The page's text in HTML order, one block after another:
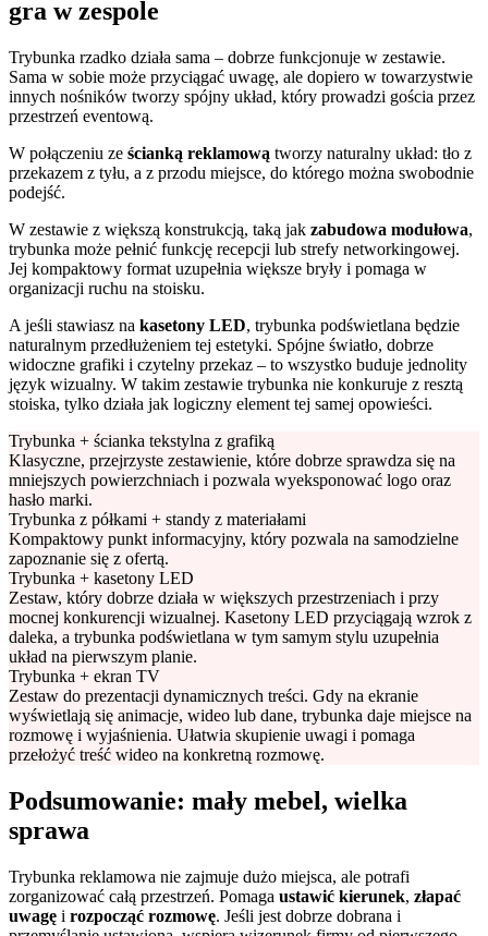
gra w zespole
Trybunka rzadko działa sama – dobrze funkcjonuje w zestawie.
Sama w sobie może przyciągać uwagę, ale dopiero w towarzystwie
innych nośników tworzy spójny układ, który prowadzi gościa przez
przestrzeń eventową.
W połączeniu ze ścianką reklamową tworzy naturalny układ: tło z
przekazem z tyłu, a z przodu miejsce, do którego można swobodnie
podejść.
W zestawie z większą konstrukcją, taką jak zabudowa modułowa,
trybunka może pełnić funkcję recepcji lub strefy networkingowej.
Jej kompaktowy format uzupełnia większe bryły i pomaga w
organizacji ruchu na stoisku.
A jeśli stawiasz na kasetony LED, trybunka podświetlana będzie
naturalnym przedłużeniem tej estetyki. Spójne światło, dobrze
widoczne grafiki i czytelny przekaz – to wszystko buduje jednolity
język wizualny. W takim zestawie trybunka nie konkuruje z resztą
stoiska, tylko działa jak logiczny element tej samej opowieści.
Trybunka + ścianka tekstylna z grafiką
Klasyczne, przejrzyste zestawienie, które dobrze sprawdza się na
mniejszych powierzchniach i pozwala wyeksponować logo oraz
hasło marki.
Trybunka z półkami + standy z materiałami
Kompaktowy punkt informacyjny, który pozwala na samodzielne
zapoznanie się z ofertą.
Trybunka + kasetony LED
Zestaw, który dobrze działa w większych przestrzeniach i przy
mocnej konkurencji wizualnej. Kasetony LED przyciągają wzrok z
daleka, a trybunka podświetlana w tym samym stylu uzupełnia
układ na pierwszym planie.
Trybunka + ekran TV
Zestaw do prezentacji dynamicznych treści. Gdy na ekranie
wyświetlają się animacje, wideo lub dane, trybunka daje miejsce na
rozmowę i wyjaśnienia. Ułatwia skupienie uwagi i pomaga
przełożyć treść wideo na konkretną rozmowę.
Podsumowanie: mały mebel, wielka
sprawa
Trybunka reklamowa nie zajmuje dużo miejsca, ale potrafi
zorganizować całą przestrzeń. Pomaga ustawić kierunek, złapać
uwagę i rozpocząć rozmowę. Jeśli jest dobrze dobrana i